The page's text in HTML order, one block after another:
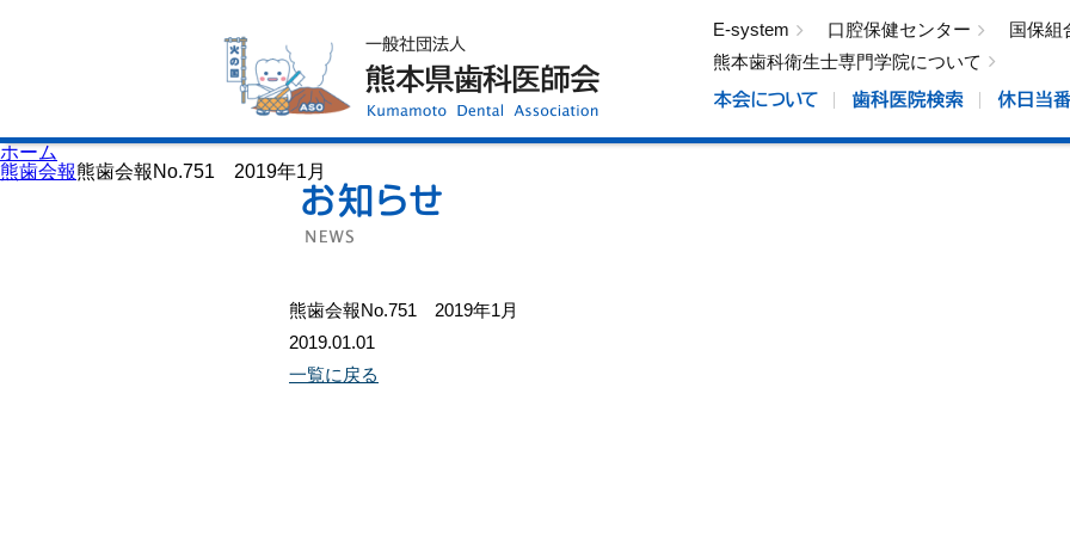
E-system 口腔保健センター
国保組
熊本歯科衛生士専門学院について
ホーム
熊歯会報熊歯会報No.751 2019年1月
熊歯会報No.751 2019年1月
2019.01.01
一覧に戻る
歯科医院検索
休日当番医
イベント案内
歯の豆知識
口腔保健センター
国保組合からのお知らせ
熊本歯科衛生士専門学院
会員専用ページ
プライバシーポリシー
サイトマップ